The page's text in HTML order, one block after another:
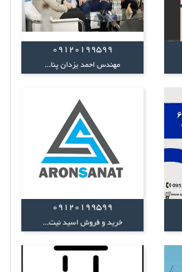
09120199599
مهندس احمد یزدان پنا...
09120199599
خرید و فروش اسید نیت...